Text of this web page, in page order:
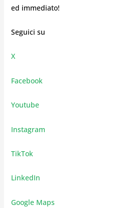
ed immediato!
Seguici su
X
Facebook
Youtube
Instagram
TikTok
LinkedIn
Google Maps